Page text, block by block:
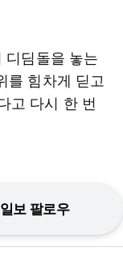
디딤돌을 놓는
를 힘차게 딛고
고 다시 한 번
보 팔로우